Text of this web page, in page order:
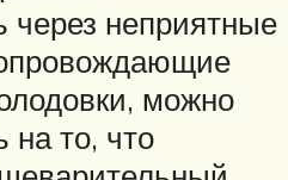
неприятные
можно
на то, что